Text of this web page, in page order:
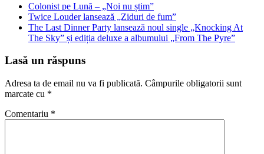
Colonist pe Lună – „Noi nu știm”
Twice Louder lansează „Ziduri de fum”
The Last Dinner Party lansează noul single „Knocking At
The Sky” și ediția deluxe a albumului „From The Pyre”
Lasă un răspuns
Adresa ta de email nu va fi publicată. Câmpurile obligatorii sunt
marcate cu *
Comentariu *